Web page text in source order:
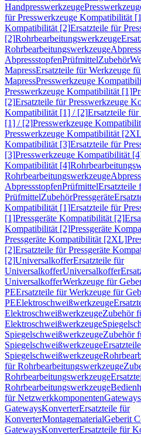
Handpresswerkzeuge
für Presswerkzeuge Kompatibilität
Kompatibilität [2]Ersatzteile für
[2]Rohrbearbeitungswerkzeuge
Rohrbearbeitungswerkzeuge
AbpressstopfenPrüfmittelZubehör
MapressErsatzteile für Werkzeuge
MapressPresswerkzeuge
Presswerkzeuge Kompatibilität [1]
[2]Ersatzteile für Presswerkzeuge
Kompatibilität [1] / [2]Ersatzteile
[1] / [2]Presswerkzeuge
Presswerkzeuge Kompatibilität
Kompatibilität [3]Ersatzteile für
[3]Presswerkzeuge Kompatibilität
Kompatibilität [4]
Rohrbearbeitungswerkzeuge
AbpressstopfenPrüfmittelErsatzteile
PrüfmittelZubehörPressgeräte
Kompatibilität [1]Ersatzteile für
[1]Pressgeräte Kompatibilität [2]
Kompatibilität [2]Pressgeräte
Pressgeräte Kompatibilität [2XL]
[2]Ersatzteile für Pressgeräte
[2]UniversalkofferErsatzteile für
UniversalkofferUniversalkoffer
UniversalkofferWerkzeuge für
PEErsatzteile für Werkzeuge für
PEElektroschweißwerkzeuge
ElektroschweißwerkzeugeZubehör
Elektroschweißwerkzeuge
SpiegelschweißwerkzeugeZubehör
Spiegelschweißwerkzeuge
Spiegelschweißwerkzeuge
für Rohrbearbeitungswerkzeuge
Rohrbearbeitungswerkzeuge
Rohrbearbeitungswerkzeuge
für NetzwerkkomponentenGateways
GatewaysKonverterErsatzteile für
KonverterMontagematerialGeberit
GatewaysKonverterErsatzteile für